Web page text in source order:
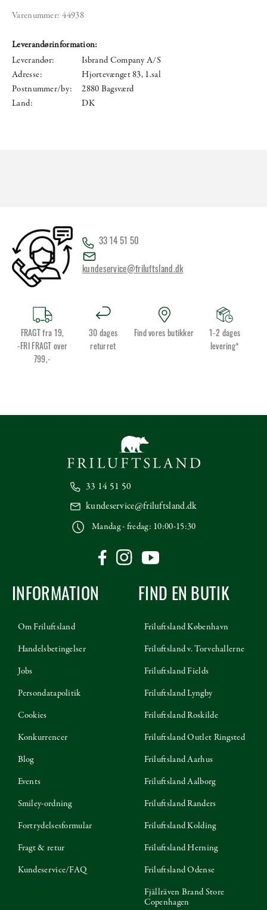
Varenummer: 44938
Leverandørinformation:
Leverandør:
Isbrand Company A/S
Adresse:
Hjortevænget 83, 1.sal
Postnummer/by:
2880 Bagsværd
Land:
DK
33 14 51 50
kundeservice@friluftsland.dk
FRAGT fra 19,
-FRI FRAGT over
799,-
30 dages
returret
Find vores butikker
1-2 dages
levering*
33 14 51 50
kundeservice@friluftsland.dk
Mandag - fredag: 10:00-15:30
INFORMATION
Om Friluftsland
Handelsbetingelser
Jobs
Persondatapolitik
Cookies
Konkurrencer
Blog
Events
Smiley-ordning
Fortrydelsesformular
Fragt & retur
Kundeservice/FAQ
FIND EN BUTIK
Friluftsland København
Friluftsland v. Torvehallerne
Friluftsland Fields
Friluftsland Lyngby
Friluftsland Roskilde
Friluftsland Outlet Ringsted
Friluftsland Aarhus
Friluftsland Aalborg
Friluftsland Randers
Friluftsland Kolding
Friluftsland Herning
Friluftsland Odense
Fjällräven Brand Store
Copenhagen